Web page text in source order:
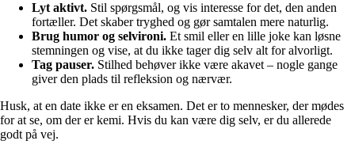
Lyt aktivt. Stil spørgsmål, og vis interesse for det, den anden
fortæller. Det skaber tryghed og gør samtalen mere naturlig.
Brug humor og selvironi. Et smil eller en lille joke kan løsne
stemningen og vise, at du ikke tager dig selv alt for alvorligt.
Tag pauser. Stilhed behøver ikke være akavet – nogle gange
giver den plads til refleksion og nærvær.
Husk, at en date ikke er en eksamen. Det er to mennesker, der mødes
for at se, om der er kemi. Hvis du kan være dig selv, er du allerede
godt på vej.